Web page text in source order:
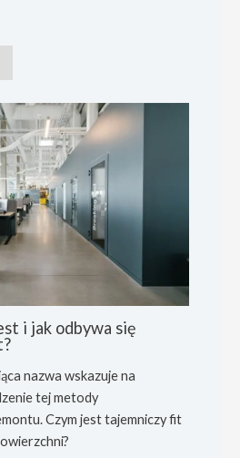
i jak odbywa się
nazwa wskazuje na
tej metody
Czym jest tajemniczy fit